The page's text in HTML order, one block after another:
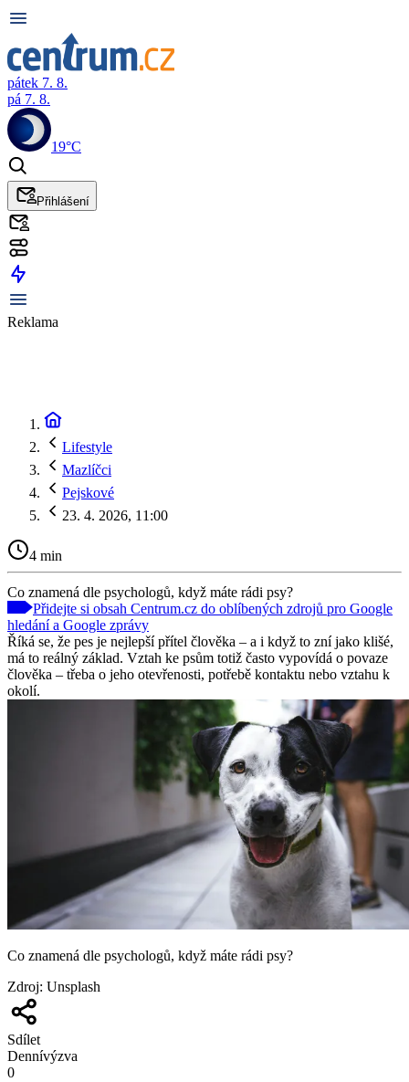
pátek 7. 8.
pá 7. 8.
19°C
Přihlášení
Reklama
Lifestyle
Mazlíčci
Pejskové
23. 4. 2026, 11:00
4 min
Co znamená dle psychologů, když máte rádi psy?
Přidejte si obsah Centrum.cz do oblíbených zdrojů pro Google
hledání a Google zprávy
Říká se, že pes je nejlepší přítel člověka – a i když to zní jako klišé,
má to reálný základ. Vztah ke psům totiž často vypovídá o povaze
člověka – třeba o jeho otevřenosti, potřebě kontaktu nebo vztahu k
okolí.
Co znamená dle psychologů, když máte rádi psy?
Zdroj: Unsplash
Sdílet
Dennívýzva
0